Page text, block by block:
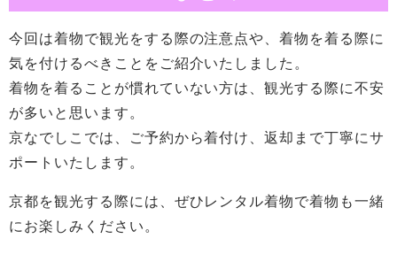
今回は着物で観光をする際の注意点や、着物を着る際に
気を付けるべきことをご紹介いたしました。
着物を着ることが慣れていない方は、観光する際に不安
が多いと思います。
京なでしこでは、ご予約から着付け、返却まで丁寧にサ
ポートいたします。
京都を観光する際には、ぜひレンタル着物で着物も一緒
にお楽しみください。